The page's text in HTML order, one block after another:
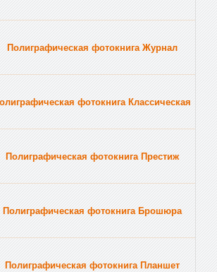
Полиграфическая фотокнига Журнал
фотокнига Классическая
Полиграфическая фотокнига Престиж
Полиграфическая фотокнига Брошюра
Полиграфическая фотокнига Планшет